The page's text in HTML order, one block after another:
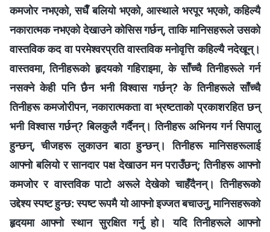
कमजोर नभएको, सधैँ बलियो भएको, आस्थाले भरपूर भएको, कहिल्यै
नकारात्मक नभएको देखाउने कोसिस गर्छन्, ताकि मानिसहरूले उसको
वास्तविक कद वा परमेश्‍वरप्रति वास्तविक मनोवृत्ति कहिल्यै नदेखून्।
वास्तवमा, तिनीहरूको हृदयको गहिराइमा, के साँच्चै तिनीहरूले गर्न
नसक्ने केही पनि छैन भनी विश्‍वास गर्छन्? के तिनीहरूले साँच्‍चै
तिनीहरू कमजोरीपन, नकारात्मकता वा भ्रष्टताको प्रकाशरहित छन्
भनी विश्‍वास गर्छन्? बिलकुलै गर्दैनन्। तिनीहरू अभिनय गर्न सिपालु
हुन्छन्, चीजहरू लुकाउन बाठा हुन्छन्। तिनीहरू मानिसहरूलाई
आफ्नो बलियो र सानदार पक्ष देखाउन मन पराउँछन्; तिनीहरू आफ्नो
कमजोर र वास्तविक पाटो अरूले देखेको चाहँदैनन्। तिनीहरूको
उद्देश्य स्पष्ट हुन्छ: स्पष्ट रूपमै यो आफ्नो इज्जत बचाउनु, मानिसहरूको
हृदयमा आफ्नो स्थान सुरक्षित गर्नु हो। यदि तिनीहरूले आफ्नो